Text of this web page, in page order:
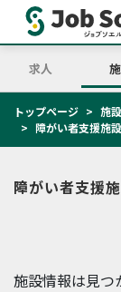
求人
トップページ
施
障がい者支援施
障がい者支援
施設情報は見つ